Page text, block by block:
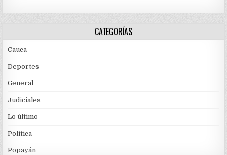
CATEGORÍAS
Cauca
Deportes
General
Judiciales
Lo último
Política
Popayán